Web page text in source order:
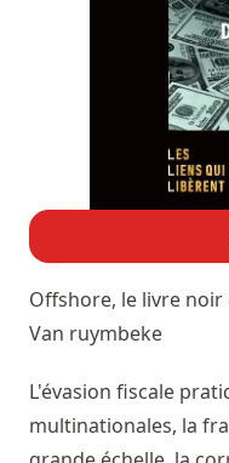
Offshore, le livre
Van ruymbeke
L'évasion fiscale
multinationales, la